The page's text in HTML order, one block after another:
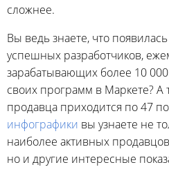
сложнее.
Вы ведь знаете, что
успешных разработчиков,
зарабатывающих более 10
своих программ в Маркете? А
продавца приходится по 47
инфографики вы узнаете не
наиболее активных
но и другие интересные